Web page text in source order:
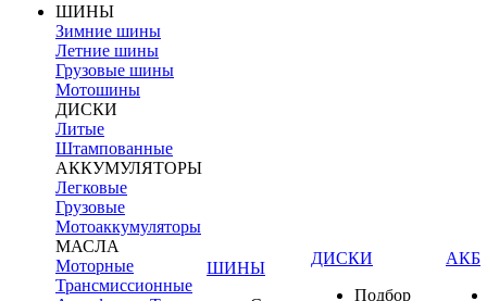
ШИНЫ
Зимние шины
Летние шины
Грузовые шины
Мотошины
ДИСКИ
Литые
Штампованные
АККУМУЛЯТОРЫ
Легковые
Грузовые
Мотоаккумуляторы
МАСЛА
Моторные
Трансмиссионные
ШИНЫ
ДИСКИ
Подбор
АКБ